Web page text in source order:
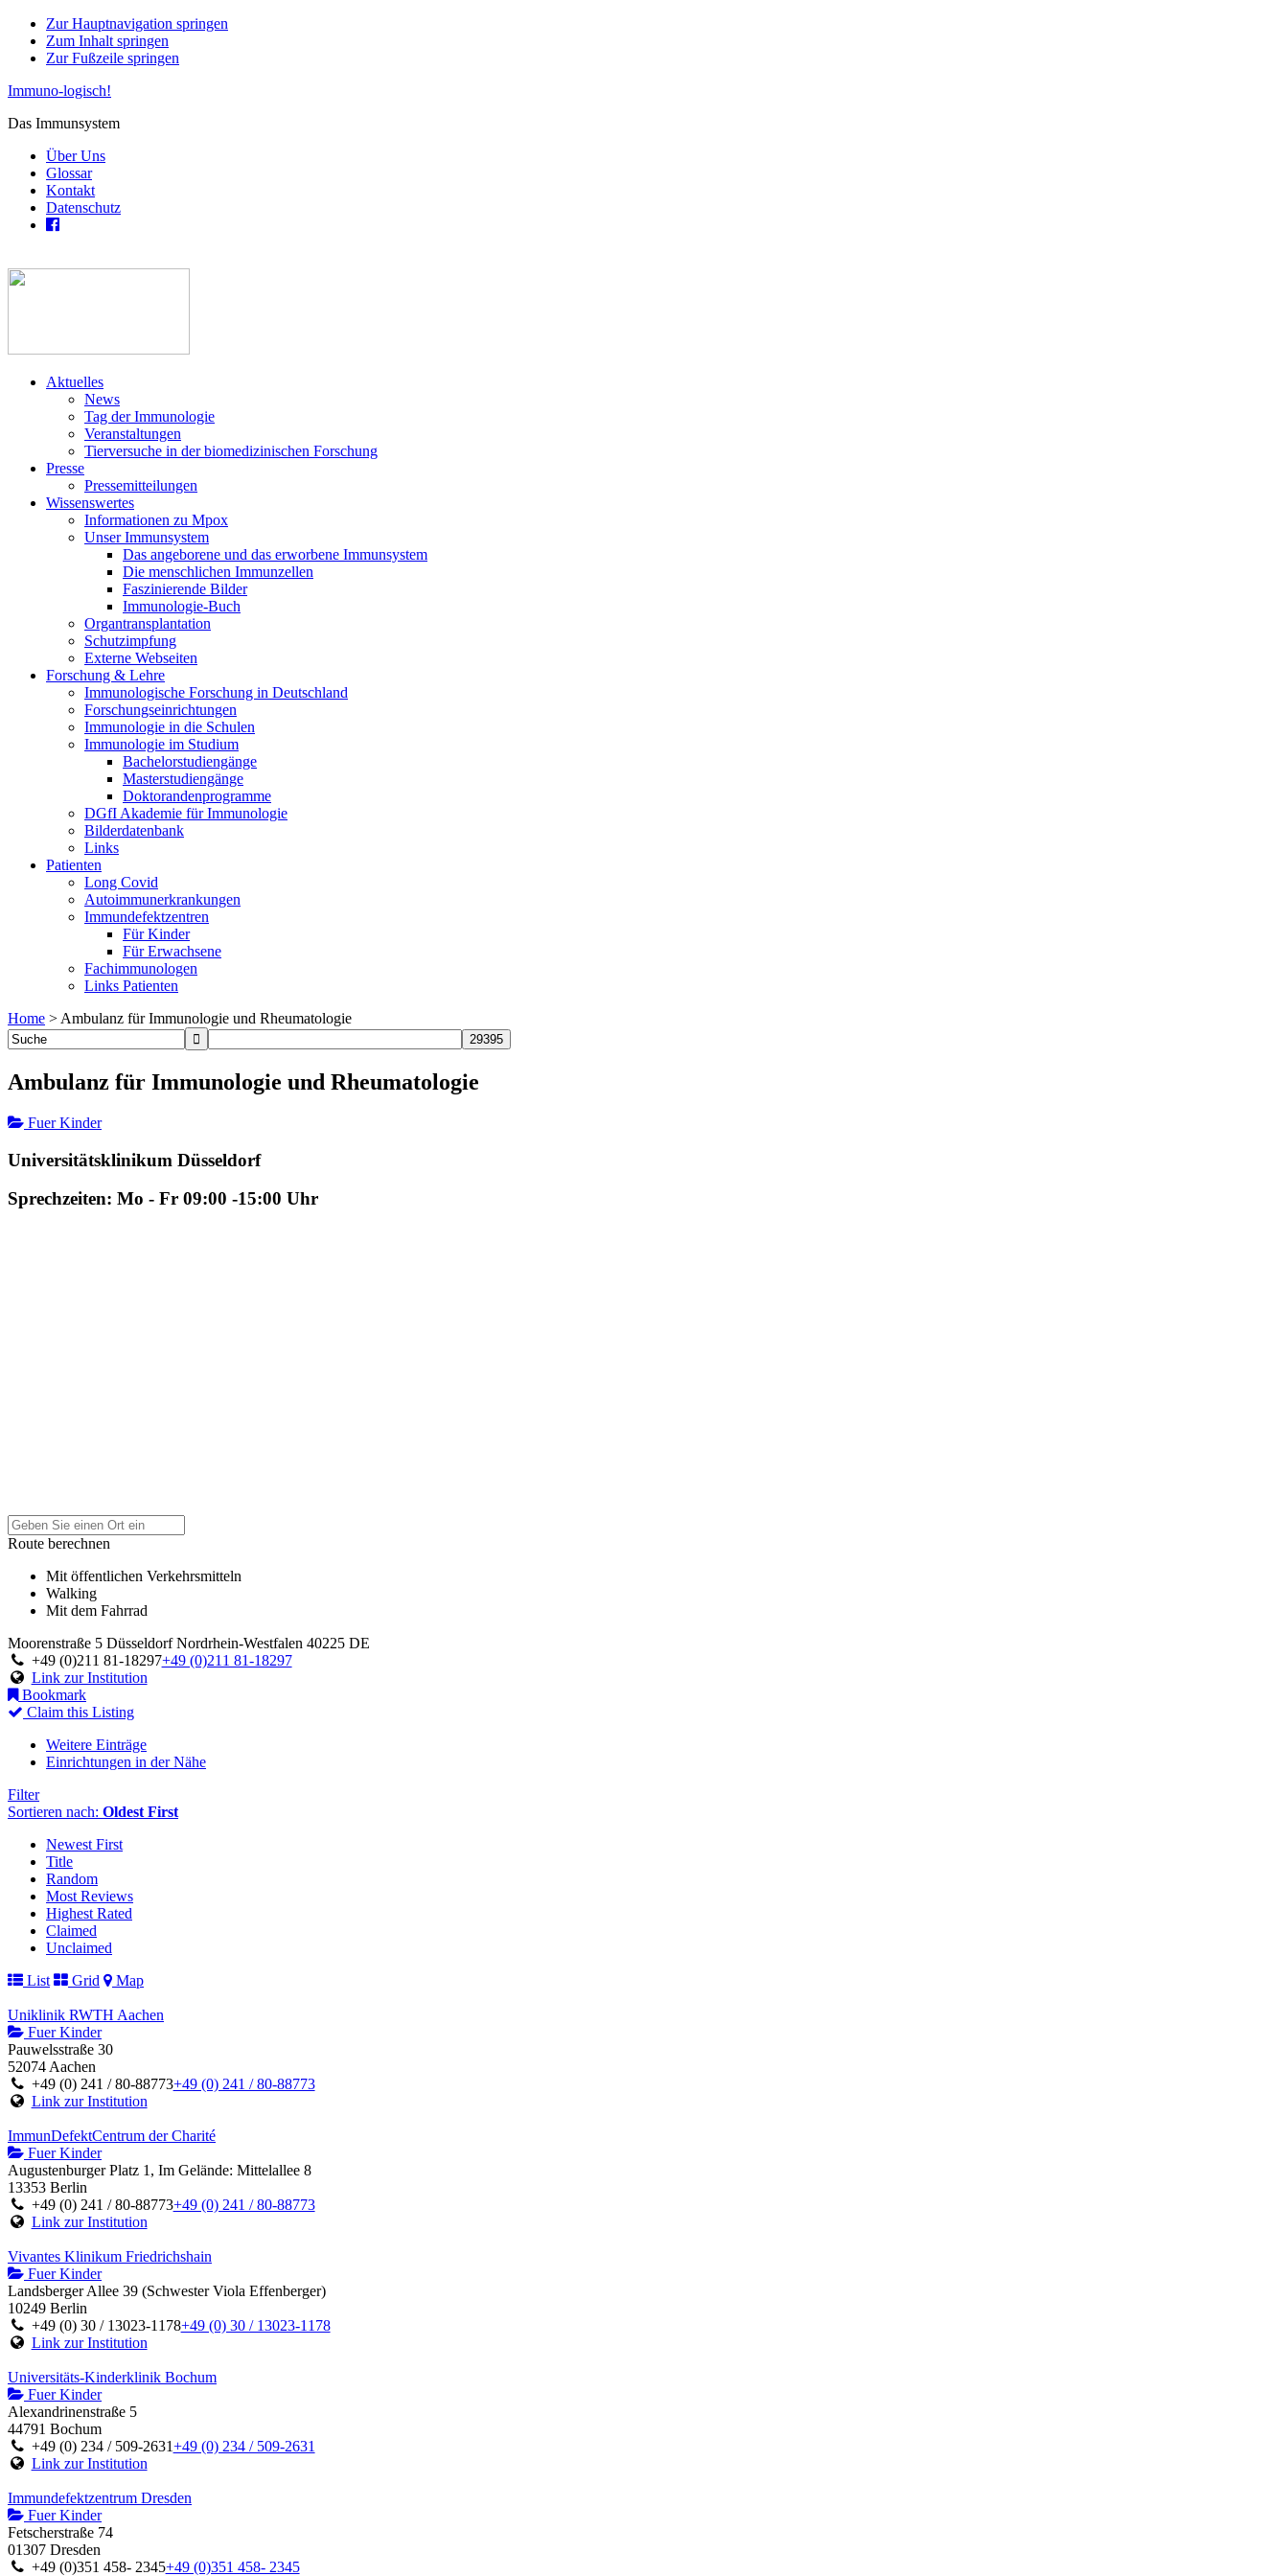
Zur Hauptnavigation springen
Zum Inhalt springen
Zur Fußzeile springen
Immuno-logisch!
Das Immunsystem
Über Uns
Glossar
Kontakt
Datenschutz
Aktuelles
News
Tag der Immunologie
Veranstaltungen
Tierversuche in der biomedizinischen Forschung
Presse
Pressemitteilungen
Wissenswertes
Informationen zu Mpox
Unser Immunsystem
Das angeborene und das erworbene Immunsystem
Die menschlichen Immunzellen
Faszinierende Bilder
Immunologie-Buch
Organtransplantation
Schutzimpfung
Externe Webseiten
Forschung & Lehre
Immunologische Forschung in Deutschland
Forschungseinrichtungen
Immunologie in die Schulen
Immunologie im Studium
Bachelorstudiengänge
Masterstudiengänge
Doktorandenprogramme
DGfI Akademie für Immunologie
Bilderdatenbank
Links
Patienten
Long Covid
Autoimmunerkrankungen
Immundefektzentren
Für Kinder
Für Erwachsene
Fachimmunologen
Links Patienten
Home > Ambulanz für Immunologie und Rheumatologie
Ambulanz für Immunologie und Rheumatologie
Fuer Kinder
Universitätsklinikum Düsseldorf
Sprechzeiten: Mo - Fr 09:00 -15:00 Uhr
Route berechnen
Mit öffentlichen Verkehrsmitteln
Walking
Mit dem Fahrrad
Moorenstraße 5 Düsseldorf Nordrhein-Westfalen 40225 DE
+49 (0)211 81-18297+49 (0)211 81-18297
Link zur Institution
Bookmark
Claim this Listing
Weitere Einträge
Einrichtungen in der Nähe
Filter
Sortieren nach: Oldest First
Newest First
Title
Random
Most Reviews
Highest Rated
Claimed
Unclaimed
List
Grid Map
Uniklinik RWTH Aachen
Fuer Kinder
Pauwelsstraße 30
52074 Aachen
+49 (0) 241 / 80-88773+49 (0) 241 / 80-88773
Link zur Institution
ImmunDefektCentrum der Charité
Fuer Kinder
Augustenburger Platz 1, Im Gelände: Mittelallee 8
13353 Berlin
+49 (0) 241 / 80-88773+49 (0) 241 / 80-88773
Link zur Institution
Vivantes Klinikum Friedrichshain
Fuer Kinder
Landsberger Allee 39 (Schwester Viola Effenberger)
10249 Berlin
+49 (0) 30 / 13023-1178+49 (0) 30 / 13023-1178
Link zur Institution
Universitäts-Kinderklinik Bochum
Fuer Kinder
Alexandrinenstraße 5
44791 Bochum
+49 (0) 234 / 509-2631+49 (0) 234 / 509-2631
Link zur Institution
Immundefektzentrum Dresden
Fuer Kinder
Fetscherstraße 74
01307 Dresden
+49 (0)351 458- 2345+49 (0)351 458- 2345